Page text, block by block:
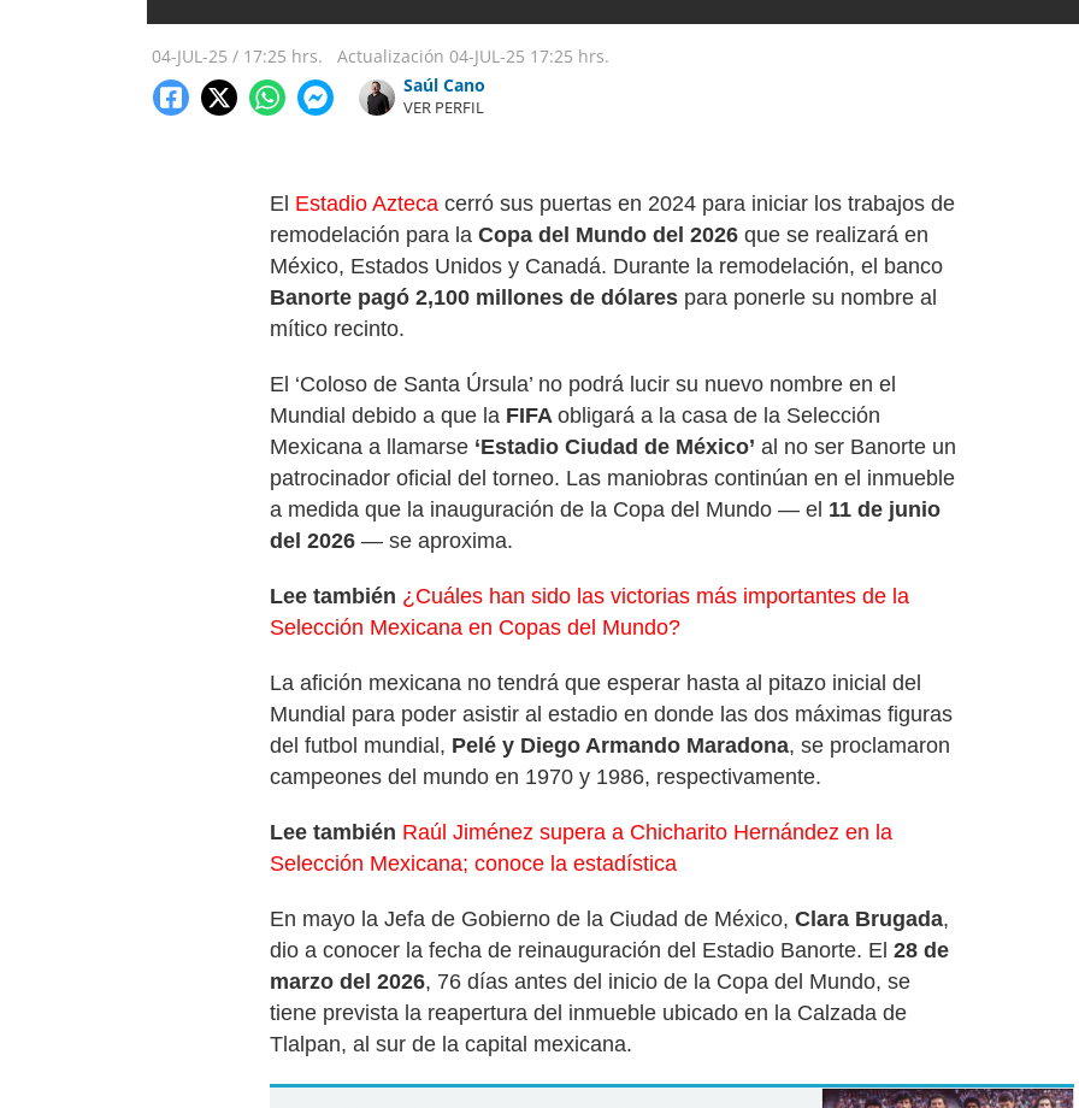
04-JUL-25 / 17:25 hrs. Actualización 04-JUL-25 17:25 hrs.
Saúl Cano
VER PERFIL
El Estadio Azteca cerró sus puertas en 2024 para iniciar los trabajos de
remodelación para la Copa del Mundo del 2026 que se realizará en
México, Estados Unidos y Canadá. Durante la remodelación, el banco
Banorte pagó 2,100 millones de dólares para ponerle su nombre al
mítico recinto.
El ‘Coloso de Santa Úrsula’ no podrá lucir su nuevo nombre en el
Mundial debido a que la FIFA obligará a la casa de la Selección
Mexicana a llamarse ‘Estadio Ciudad de México’ al no ser Banorte un
patrocinador oficial del torneo. Las maniobras continúan en el inmueble
a medida que la inauguración de la Copa del Mundo — el 11 de junio
del 2026 — se aproxima.
Lee también ¿Cuáles han sido las victorias más importantes de la
Selección Mexicana en Copas del Mundo?
La afición mexicana no tendrá que esperar hasta al pitazo inicial del
Mundial para poder asistir al estadio en donde las dos máximas figuras
del futbol mundial, Pelé y Diego Armando Maradona, se proclamaron
campeones del mundo en 1970 y 1986, respectivamente.
Lee también Raúl Jiménez supera a Chicharito Hernández en la
Selección Mexicana; conoce la estadística
En mayo la Jefa de Gobierno de la Ciudad de México, Clara Brugada,
dio a conocer la fecha de reinauguración del Estadio Banorte. El 28 de
marzo del 2026, 76 días antes del inicio de la Copa del Mundo, se
tiene prevista la reapertura del inmueble ubicado en la Calzada de
Tlalpan, al sur de la capital mexicana.